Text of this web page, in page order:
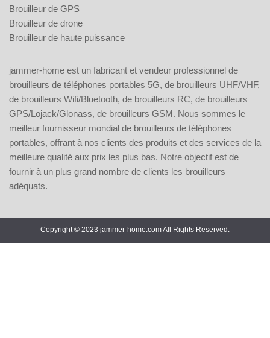
Brouilleur de GPS
Brouilleur de drone
Brouilleur de haute puissance
jammer-home est un fabricant et vendeur professionnel de
brouilleurs de téléphones portables 5G, de brouilleurs UHF/VHF,
de brouilleurs Wifi/Bluetooth, de brouilleurs RC, de brouilleurs
GPS/Lojack/Glonass, de brouilleurs GSM. Nous sommes le
meilleur fournisseur mondial de brouilleurs de téléphones
portables, offrant à nos clients des produits et des services de la
meilleure qualité aux prix les plus bas. Notre objectif est de
fournir à un plus grand nombre de clients les brouilleurs
adéquats.
Copyright © 2023 jammer-home.com All Rights Reserved.